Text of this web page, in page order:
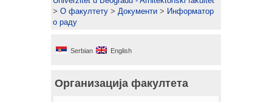
> О факултету > Документи > Информатор
о раду
Serbian English
Организација факултета